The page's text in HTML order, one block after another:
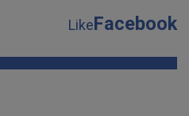
LikeFacebook